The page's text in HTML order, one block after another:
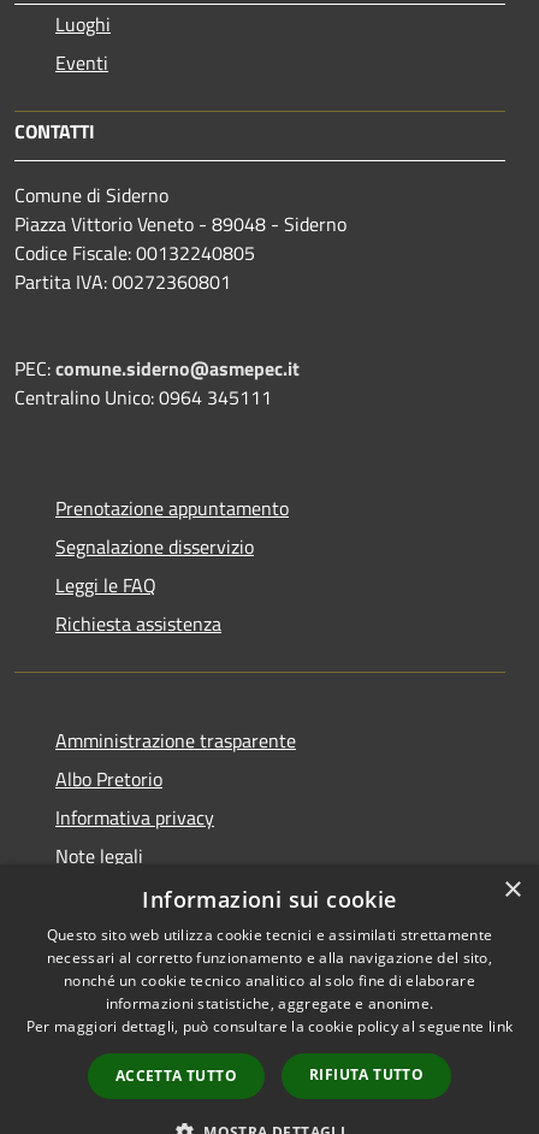
Luoghi
Eventi
CONTATTI
Comune di Siderno
Piazza Vittorio Veneto - 89048 - Siderno
Codice Fiscale: 00132240805
Partita IVA: 00272360801
PEC:comune.siderno@asmepec.it
Centralino Unico: 0964 345111
Prenotazione appuntamento
Segnalazione disservizio
Leggi le FAQ
Richiesta assistenza
Amministrazione trasparente
Albo Pretorio
Informativa privacy
Note legali
Dichiarazione di accessibilità
RSS
Accessibilità
Copyright © 2026 • Comune di
Municipium•
Accesso
redazione
×
Informazioni sui cookie
Questo sito web utilizza cookie tecnici e assimilati strettamente
necessari al corretto funzionamento e alla navigazione del sito,
nonché un cookie tecnico analitico al solo fine di elaborare
informazioni statistiche, aggregate e anonime.
Per maggiori dettagli, può consultare la cookie policy al seguente link
ACCETTA TUTTO RIFIUTA TUTTO